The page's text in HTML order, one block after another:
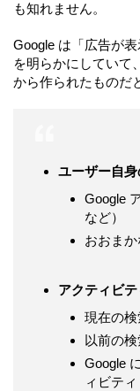
も知れません。
Google は「広告が
を明らかにしていて
から作られたものだ
ユーザー自
Google
など）
おおま
アクティビテ
現在の検
以前の
Google
ィビティ